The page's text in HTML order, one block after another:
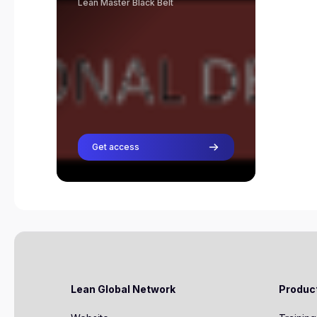
op met je trainer.
Lars Aernoudts
Professor
Riegholt Hilbrands
Professor
Lean Master Black Belt
Get access
Lean Global Network